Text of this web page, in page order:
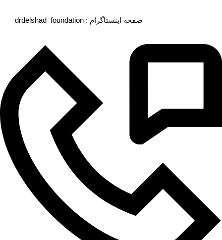
drdelshad_foundation : صفحه اینستاگرام